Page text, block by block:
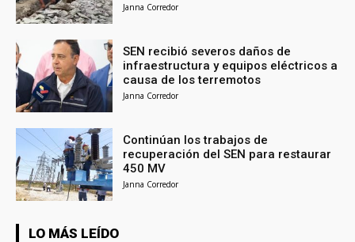
Janna Corredor
SEN recibió severos daños de
infraestructura y equipos eléctricos a
causa de los terremotos
Janna Corredor
Continúan los trabajos de
recuperación del SEN para restaurar
450 MV
Janna Corredor
LO MÁS LEÍDO